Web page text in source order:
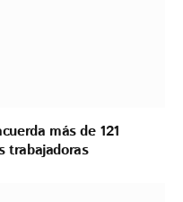
más de 121
trabajadoras